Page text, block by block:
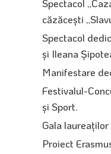
Spectacol
căzăceşti
Spectacol
şi Ileana
Manifestare
Festivalul-
şi Sport.
Gala
Proiect